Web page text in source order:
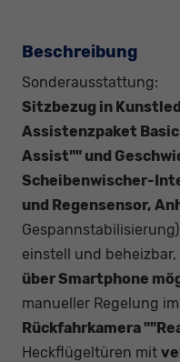
Beschreibung
Sonderausstattung:
Sitzbezug in
Assistenzpaket
Assist"" und
Scheibenwischer-
und Regensensor,
einstell und beheizbar,
über Smartphone
manueller Regelung
Rückfahrkamera
Heckflügeltüren mit